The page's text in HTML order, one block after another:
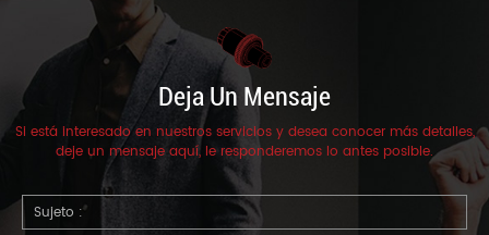
Deja Un Mensaje
Si está interesado en nuestros servicios y desea conocer más detalles,
deje un mensaje aquí, le responderemos lo antes posible.
Sujeto :